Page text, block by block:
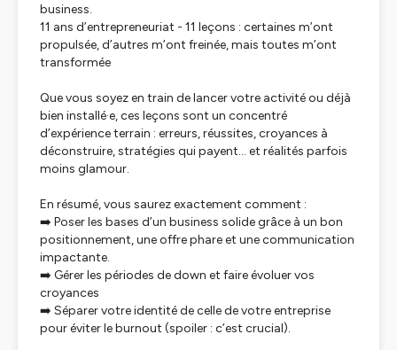
business.
11 ans d’entrepreneuriat - 11 leçons : certaines m’ont
propulsée, d’autres m’ont freinée, mais toutes m’ont
transformée
Que vous soyez en train de lancer votre activité ou déjà
bien installé·e, ces leçons sont un concentré
d’expérience terrain : erreurs, réussites, croyances à
déconstruire, stratégies qui payent… et réalités parfois
moins glamour.
En résumé, vous saurez exactement comment :
➡️ Poser les bases d’un business solide grâce à un bon
positionnement, une offre phare et une communication
impactante.
➡️ Gérer les périodes de down et faire évoluer vos
croyances
➡️ Séparer votre identité de celle de votre entreprise
pour éviter le burnout (spoiler : c’est crucial).